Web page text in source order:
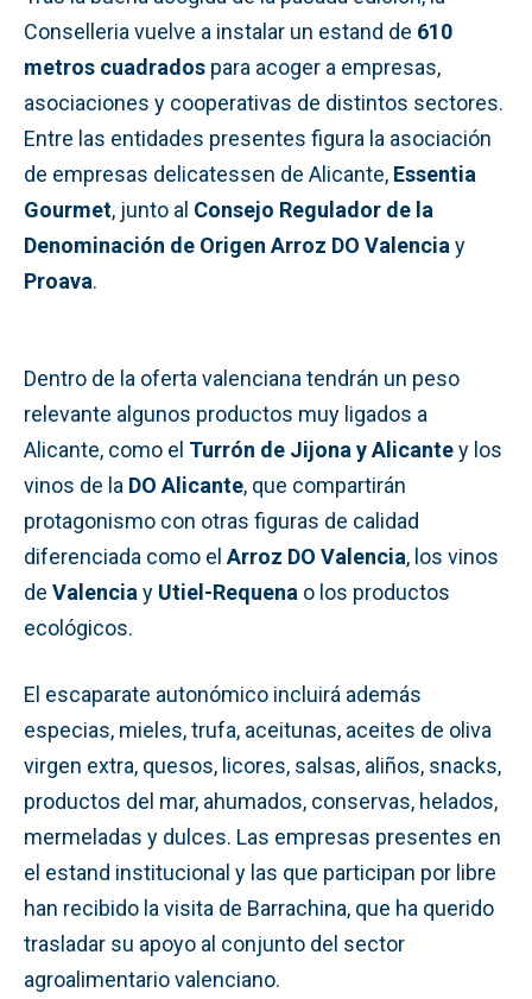
Conselleria vuelve a instalar un estand de 610
metros cuadrados para acoger a empresas,
asociaciones y cooperativas de distintos sectores.
Entre las entidades presentes figura la asociación
de empresas delicatessen de Alicante, Essentia
Gourmet, junto al Consejo Regulador de la
Denominación de Origen Arroz DO Valencia y
Proava.
Dentro de la oferta valenciana tendrán un peso
relevante algunos productos muy ligados a
Alicante, como el Turrón de Jijona y Alicantey los
vinos de la DO Alicante, que compartirán
protagonismo con otras figuras de calidad
diferenciada como el Arroz DO Valencia, los vinos
de Valencia y Utiel-Requena o los productos
ecológicos.
El escaparate autonómico incluirá además
especias, mieles, trufa, aceitunas, aceites de oliva
virgen extra, quesos, licores, salsas, aliños, snacks,
productos del mar, ahumados, conservas, helados,
mermeladas y dulces. Las empresas presentes en
el estand institucional y las que participan por libre
han recibido la visita de Barrachina, que ha querido
trasladar su apoyo al conjunto del sector
agroalimentario valenciano.